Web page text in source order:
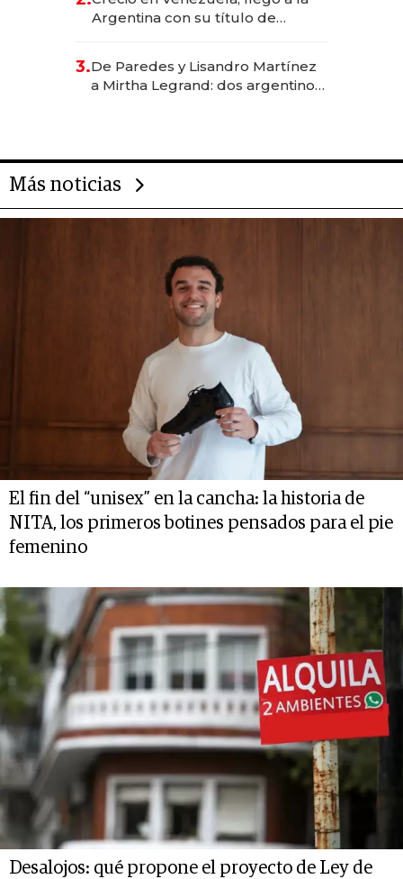
Argentina con su título de
las marcas "fast premium"
3.De Paredes y Lisandro Martínez
a Mirtha Legrand: dos argentinos
Más noticias
El fin del “unisex” en la cancha: la historia de
NITA, los primeros botines pensados para el pie
femenino
Desalojos: qué propone el proyecto de Ley de